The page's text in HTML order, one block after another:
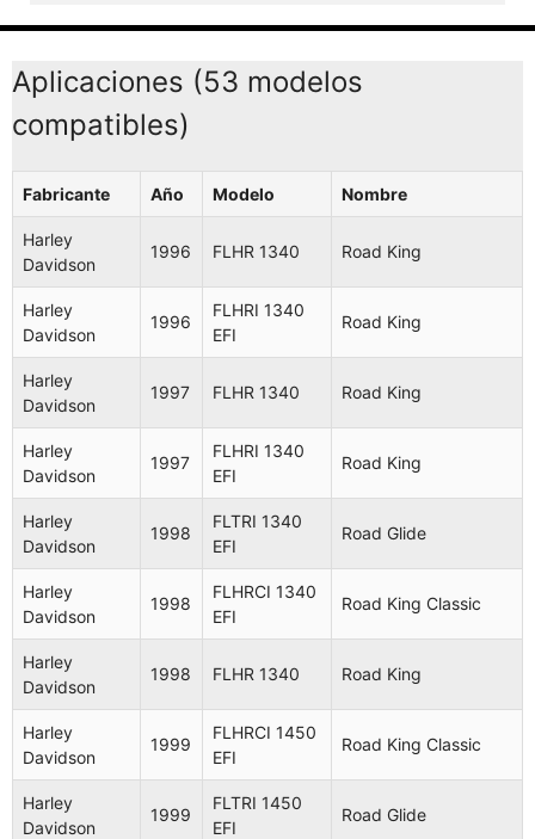
Aplicaciones (53 modelos
compatibles)
Fabricante Año Modelo Nombre
Harley
Davidson
1996 FLHR 1340 Road King
Harley
Davidson
1996
FLHRI 1340
EFI
Road King
Harley
Davidson
1997 FLHR 1340 Road King
Harley
Davidson
1997
FLHRI 1340
EFI
Road King
Harley
Davidson
1998
FLTRI 1340
EFI
Road Glide
Harley
Davidson
1998
FLHRCI 1340
EFI
Road King Classic
Harley
Davidson
1998 FLHR 1340 Road King
Harley
Davidson
1999
FLHRCI 1450
EFI
Road King Classic
Harley
Davidson
1999
FLTRI 1450
EFI
Road Glide